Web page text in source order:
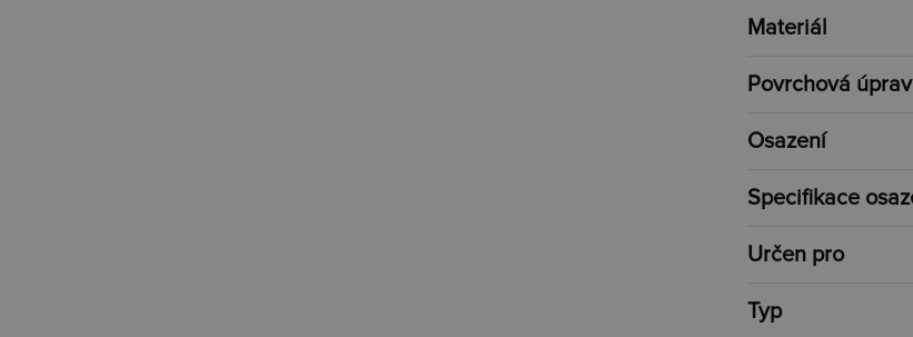
Materiál
Povrchová
Osazení
Specifikace
Určen pro
Typ